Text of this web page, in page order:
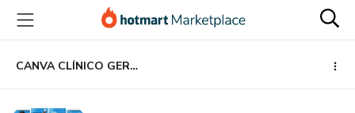
para
conteúdo
principal
para
pagamento
para
rodapé
CANVA CLÍNICO GERAL